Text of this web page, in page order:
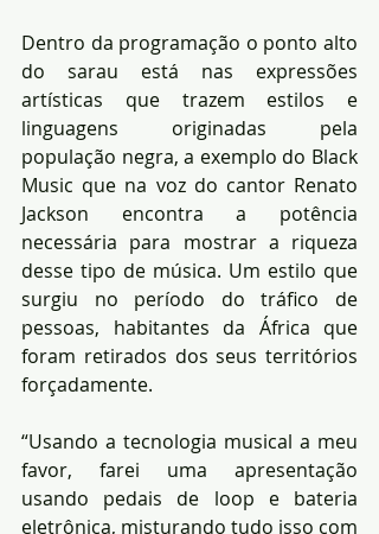
Dentro da programação o ponto alto
do sarau está nas expressões
artísticas que trazem estilos e
linguagens originadas pela
população negra, a exemplo do Black
Music que na voz do cantor Renato
Jackson encontra a potência
necessária para mostrar a riqueza
desse tipo de música. Um estilo que
surgiu no período do tráfico de
pessoas, habitantes da África que
foram retirados dos seus territórios
forçadamente.
“Usando a tecnologia musical a meu
favor, farei uma apresentação
usando pedais de loop e bateria
eletrônica, misturando tudo isso com